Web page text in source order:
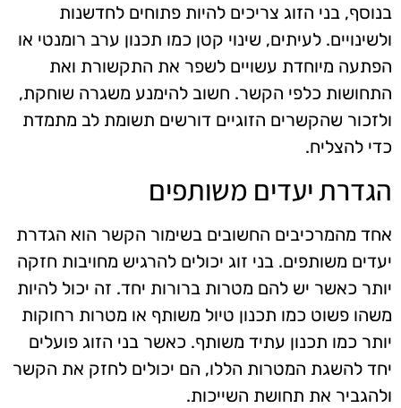
בנוסף, בני הזוג צריכים להיות פתוחים לחדשנות
ולשינויים. לעיתים, שינוי קטן כמו תכנון ערב רומנטי או
הפתעה מיוחדת עשויים לשפר את התקשורת ואת
התחושות כלפי הקשר. חשוב להימנע משגרה שוחקת,
ולזכור שהקשרים הזוגיים דורשים תשומת לב מתמדת
כדי להצליח.
הגדרת יעדים משותפים
אחד מהמרכיבים החשובים בשימור הקשר הוא הגדרת
יעדים משותפים. בני זוג יכולים להרגיש מחויבות חזקה
יותר כאשר יש להם מטרות ברורות יחד. זה יכול להיות
משהו פשוט כמו תכנון טיול משותף או מטרות רחוקות
יותר כמו תכנון עתיד משותף. כאשר בני הזוג פועלים
יחד להשגת המטרות הללו, הם יכולים לחזק את הקשר
ולהגביר את תחושת השייכות.